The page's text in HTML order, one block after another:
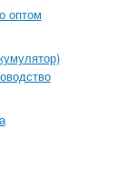
оптом